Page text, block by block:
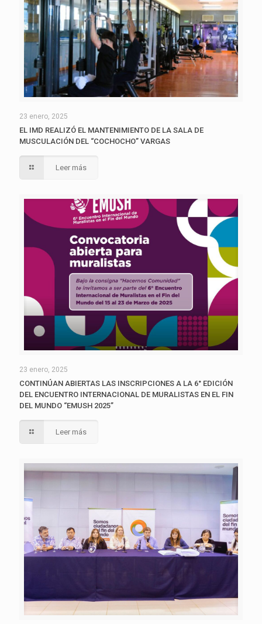
23 enero, 2025
EL IMD REALIZÓ EL MANTENIMIENTO DE LA SALA DE
MUSCULACIÓN DEL “COCHOCHO” VARGAS
Leer más
23 enero, 2025
CONTINÚAN ABIERTAS LAS INSCRIPCIONES A LA 6° EDICIÓN
DEL ENCUENTRO INTERNACIONAL DE MURALISTAS EN EL FIN
DEL MUNDO “EMUSH 2025”
Leer más